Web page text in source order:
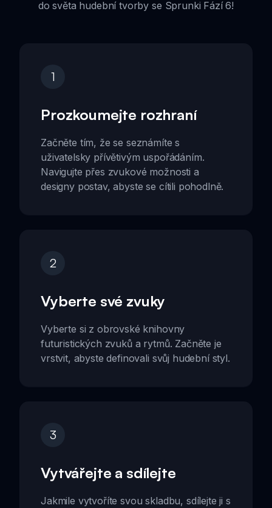
do světa hudební tvorby se Sprunki Fází 6!
1
Prozkoumejte rozhraní
Začněte tím, že se seznámíte s
uživatelsky přívětivým uspořádáním.
Navigujte přes zvukové možnosti a
designy postav, abyste se cítili pohodlně.
2
Vyberte své zvuky
Vyberte si z obrovské knihovny
futuristických zvuků a rytmů. Začněte je
vrstvit, abyste definovali svůj hudební styl.
3
Vytvářejte a sdílejte
Jakmile vytvoříte svou skladbu, sdílejte ji s